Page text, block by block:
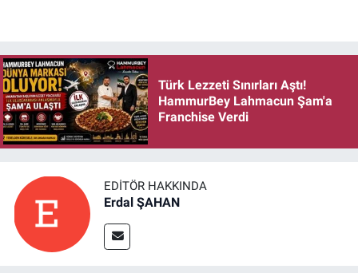
Türk Lezzeti Sınırları Aştı!
HammurBey Lahmacun Şam'a
Franchise Verdi
EDITÖR HAKKINDA
Erdal ŞAHAN